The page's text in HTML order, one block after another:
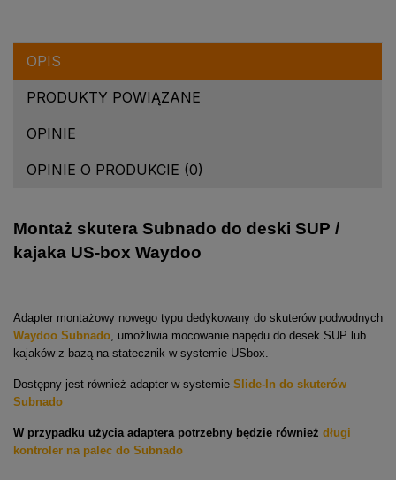
OPIS
PRODUKTY POWIĄZANE
OPINIE
OPINIE O PRODUKCIE (0)
Montaż skutera Subnado do deski SUP /
kajaka US-box Waydoo
Adapter montażowy nowego typu dedykowany do skuterów podwodnych
Waydoo Subnado, umożliwia mocowanie napędu do desek SUP lub
kajaków z bazą na statecznik w systemie USbox.
Dostępny jest również adapter w systemie Slide-In do skuterów
Subnado
W przypadku użycia adaptera potrzebny będzie również długi
kontroler na palec do Subnado